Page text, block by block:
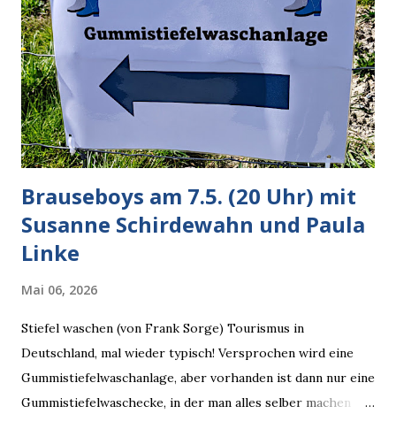
Weg zu einer Antwort erst einmal Elons eigene Sicht der
Dinge auf Twitter abfragen und entscheidend relevant
verarbeiten muss. Das ist lächerlich und gefährlich
zugleich. Denn eine Information fehlt noch, Grok soll
künftig in den US-amerikanischen Behörden mitarbeiten,
zuvord...
Brauseboys am 7.5. (20 Uhr) mit
Susanne Schirdewahn und Paula
Linke
Mai 06, 2026
Stiefel waschen (von Frank Sorge) Tourismus in
Deutschland, mal wieder typisch! Versprochen wird eine
Gummistiefelwaschanlage, aber vorhanden ist dann nur eine
Gummistiefelwaschecke, in der man alles selber machen